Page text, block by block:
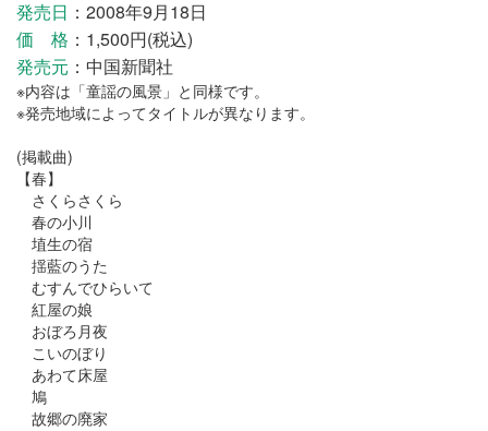
発売日 ：2008年9月18日
価 格 ：1,500円(税込)
発売元 ：中国新聞社
※内容は「童謡の風景」と同様です。
※発売地域によってタイトルが異なります。
(掲載曲)
【春】
さくらさくら
春の小川
埴生の宿
揺藍のうた
むすんでひらいて
紅屋の娘
おぼろ月夜
こいのぼり
あわて床屋
鳩
故郷の廃家